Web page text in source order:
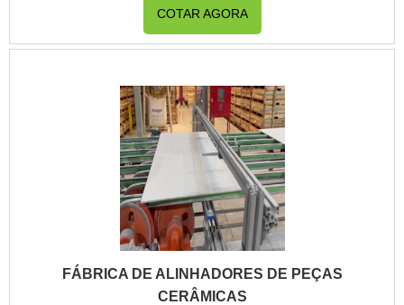
processos de fabricação suas especificações podem
variar, como seu tamanho, modelo e material de
fabricação.Principais vantagens do equipamento Alto
COTAR AGORA
FÁBRICA DE ALINHADORES DE PEÇAS
CERÂMICAS